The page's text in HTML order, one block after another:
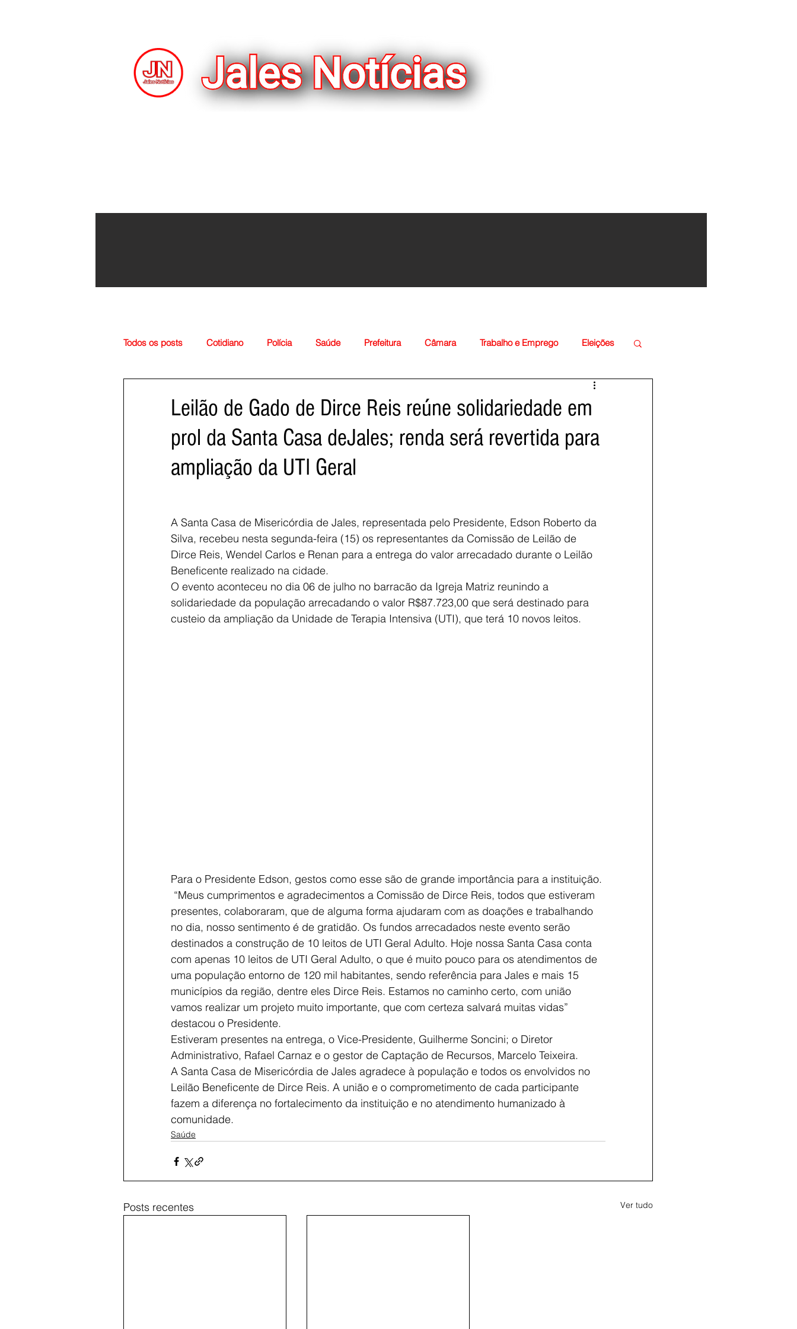
Todos os posts Cotidiano Polícia Saúde Prefeitura Câmara Trabalho e Emprego Eleições
Leilão de Gado de Dirce Reis reúne solidariedade em
prol da Santa Casa deJales; renda será revertida para
ampliação da UTI Geral
A Santa Casa de Misericórdia de Jales, representada pelo Presidente, Edson Roberto da
Silva, recebeu nesta segunda-feira (15) os representantes da Comissão de Leilão de
Dirce Reis, Wendel Carlos e Renan para a entrega do valor arrecadado durante o Leilão
Beneficente realizado na cidade.
O evento aconteceu no dia 06 de julho no barracão da Igreja Matriz reunindo a
solidariedade da população arrecadando o valor R$87.723,00 que será destinado para
custeio da ampliação da Unidade de Terapia Intensiva (UTI), que terá 10 novos leitos.
Para o Presidente Edson, gestos como esse são de grande importância para a instituição.
“Meus cumprimentos e agradecimentos a Comissão de Dirce Reis, todos que estiveram
presentes, colaboraram, que de alguma forma ajudaram com as doações e trabalhando
no dia, nosso sentimento é de gratidão. Os fundos arrecadados neste evento serão
destinados a construção de 10 leitos de UTI Geral Adulto. Hoje nossa Santa Casa conta
com apenas 10 leitos de UTI Geral Adulto, o que é muito pouco para os atendimentos de
uma população entorno de 120 mil habitantes, sendo referência para Jales e mais 15
municípios da região, dentre eles Dirce Reis. Estamos no caminho certo, com união
vamos realizar um projeto muito importante, que com certeza salvará muitas vidas”
destacou o Presidente.
Estiveram presentes na entrega, o Vice-Presidente, Guilherme Soncini; o Diretor
Administrativo, Rafael Carnaz e o gestor de Captação de Recursos, Marcelo Teixeira.
A Santa Casa de Misericórdia de Jales agradece à população e todos os envolvidos no
Leilão Beneficente de Dirce Reis. A união e o comprometimento de cada participante
fazem a diferença no fortalecimento da instituição e no atendimento humanizado à
comunidade.
Saúde
Posts recentes Ver tudo